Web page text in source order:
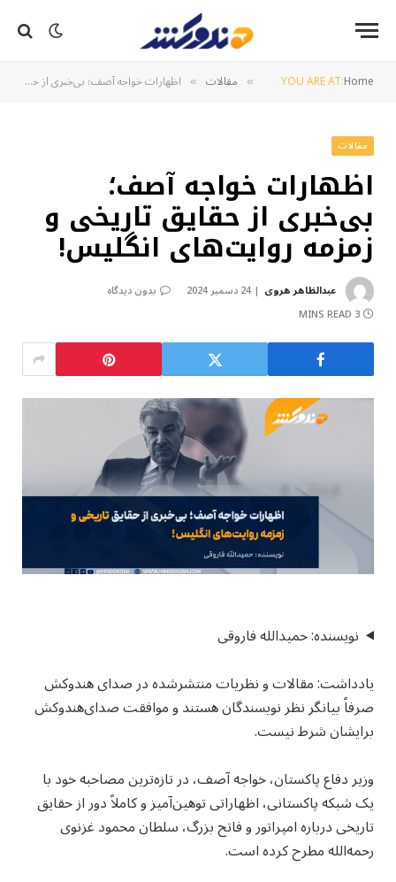
YOU ARE AT:Home
» مقالات » اظهارات خواجه آصف؛ بی‌خبری از حقایق تاریخی و زمزمه روایت‌های انگلیس!
مقالات
اظهارات خواجه آصف؛
بی‌خبری از حقایق تاریخی و
زمزمه روایت‌های انگلیس!
عبدالظاهر هروی 24 دسمبر 2024
بدون دیدگاه
3 MINS READ
نویسنده: حمیدالله فاروقی
یادداشت: مقالات و نظریات منتشرشده در صدای هندوکش
صرفاً بیانگر نظر نویسندگان هستند و موافقت صدای‌هندوکش
برایشان شرط نیست.
وزیر دفاع پاکستان، خواجه آصف، در تازه‌ترین مصاحبه خود با
یک شبکه پاکستانی، اظهاراتی توهین‌آمیز و کاملاً دور از حقایق
تاریخی درباره امپراتور و فاتح بزرگ، سلطان محمود غزنوی
رحمه‌الله مطرح کرده است.